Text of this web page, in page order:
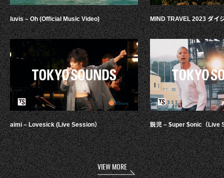
luvis – Oh (Official Music Video)
aimi – Lovesick (Live Session）
MIND TRAVEL 2023 ダイ
鋭児 – $uper $onic（Live
VIEW MORE